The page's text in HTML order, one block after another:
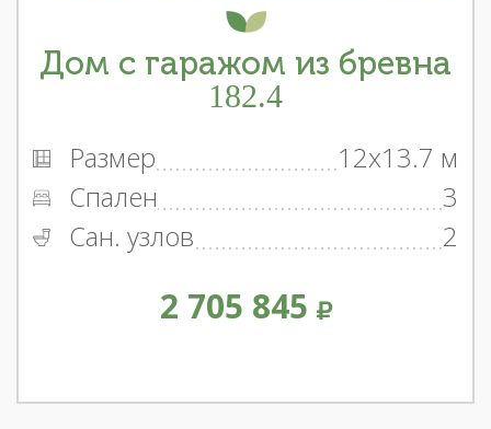
Дом с гаражом из бревна
182.4
Размер
12x13.7 м
Спален
3
Сан. узлов
2
2 705 845